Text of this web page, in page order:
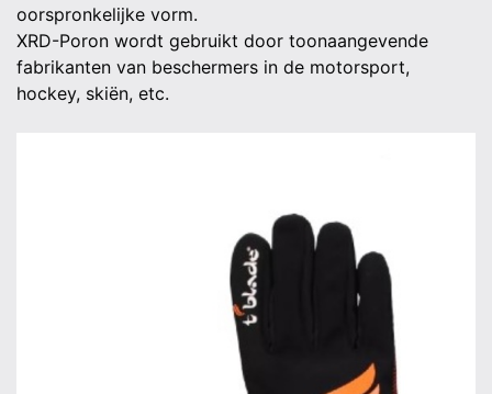
oorspronkelijke vorm.
XRD-Poron wordt gebruikt door toonaangevende
fabrikanten van beschermers in de motorsport,
hockey, skiën, etc.